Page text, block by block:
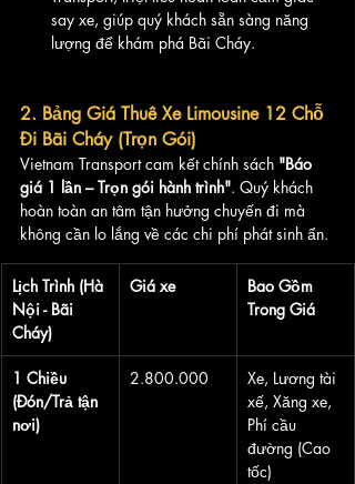
say xe, giúp quý khách sẵn sàng năng
lượng để khám phá Bãi Cháy.
2. Bảng Giá Thuê Xe Limousine 12 Chỗ
Đi Bãi Cháy (Trọn Gói)
Vietnam Transport cam kết chính sách "Báo
giá 1 lần – Trọn gói hành trình". Quý khách
hoàn toàn an tâm tận hưởng chuyến đi mà
không cần lo lắng về các chi phí phát sinh ẩn.
Lịch Trình (Hà
Nội - Bãi
Cháy)
Giá xe
Bao Gồm
Trong Giá
1 Chiều
(Đón/Trả tận
nơi)
2.800.000
Xe, Lương tài
xế, Xăng xe,
Phí cầu
đường (Cao
tốc)